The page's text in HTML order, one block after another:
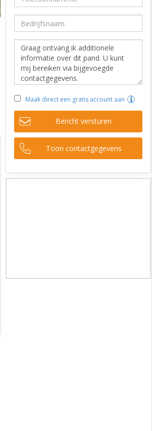
Maak direct een gratis account aan
Bericht versturen
Toon contactgegevens